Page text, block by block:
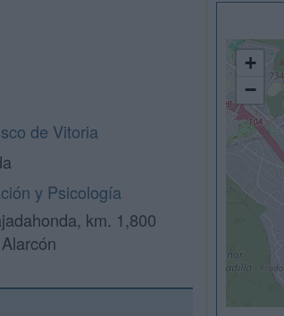
de Vitoria
y Psicología
km. 1,800
+
−